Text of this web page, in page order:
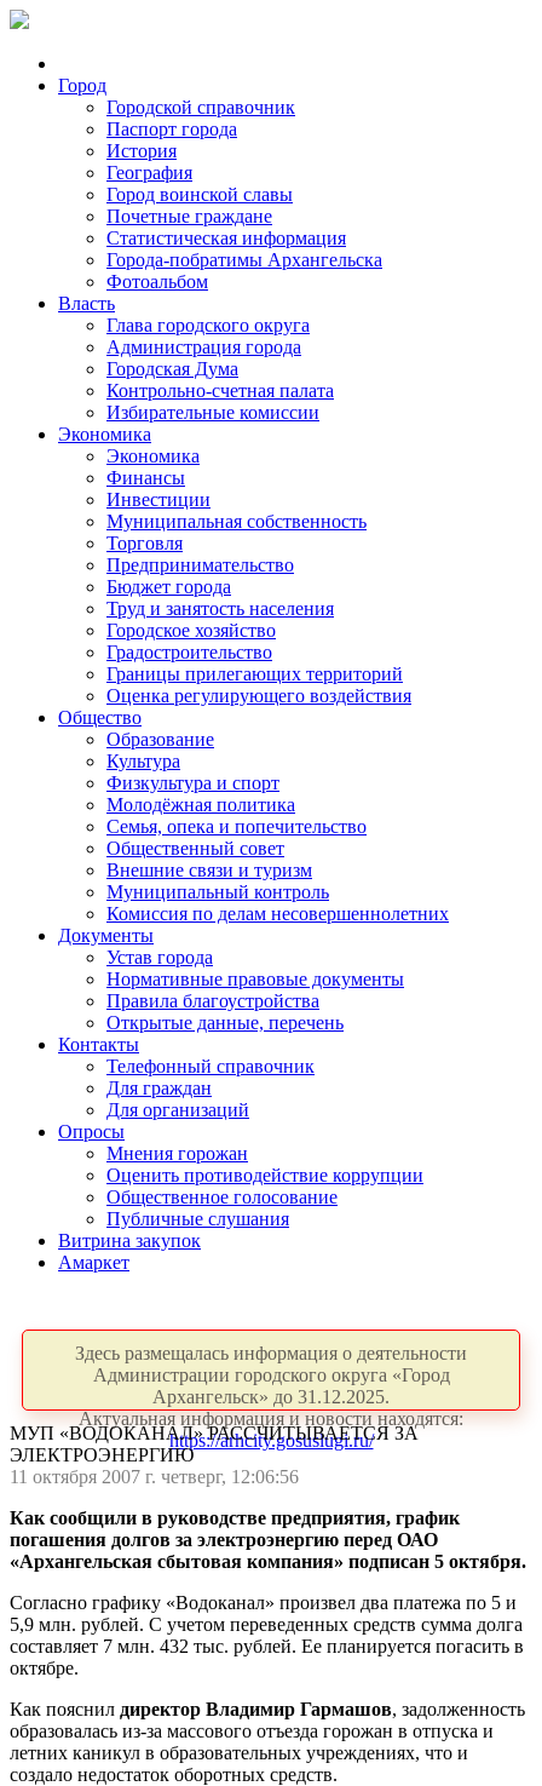
Город
Городской справочник
Паспорт города
История
География
Город воинской славы
Почетные граждане
Статистическая информация
Города-побратимы Архангельска
Фотоальбом
Власть
Глава городского округа
Администрация города
Городская Дума
Контрольно-счетная палата
Избирательные комиссии
Экономика
Экономика
Финансы
Инвестиции
Муниципальная собственность
Торговля
Предпринимательство
Бюджет города
Труд и занятость населения
Городское хозяйство
Градостроительство
Границы прилегающих территорий
Оценка регулирующего воздействия
Общество
Образование
Культура
Физкультура и спорт
Молодёжная политика
Семья, опека и попечительство
Общественный совет
Внешние связи и туризм
Муниципальный контроль
Комиссия по делам несовершеннолетних
Документы
Устав города
Нормативные правовые документы
Правила благоустройства
Открытые данные, перечень
Контакты
Телефонный справочник
Для граждан
Для организаций
Опросы
Мнения горожан
Оценить противодействие коррупции
Общественное голосование
Публичные слушания
Витрина закупок
Амаркет
Здесь размещалась информация о деятельности
Администрации городского округа «Город
Архангельск» до 31.12.2025.
Актуальная информация и новости находятся:
https://arhcity.gosuslugi.ru/
МУП «ВОДОКАНАЛ» РАССЧИТЫВАЕТСЯ ЗА
ЭЛЕКТРОЭНЕРГИЮ
11 октября 2007 г. четверг, 12:06:56
Как сообщили в руководстве предприятия, график
погашения долгов за электроэнергию перед ОАО
«Архангельская сбытовая компания» подписан 5 октября.
Согласно графику «Водоканал» произвел два платежа по 5 и
5,9 млн. рублей. С учетом переведенных средств сумма долга
составляет 7 млн. 432 тыс. рублей. Ее планируется погасить в
октябре.
Как пояснил директор Владимир Гармашов, задолженность
образовалась из-за массового отъезда горожан в отпуска и
летних каникул в образовательных учреждениях, что и
создало недостаток оборотных средств.